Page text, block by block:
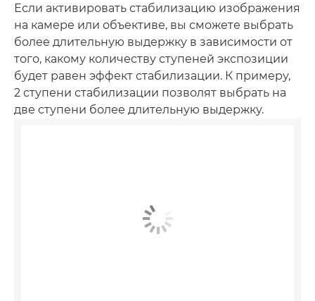
Если активировать стабилизацию изображения
на камере или объективе, вы сможете выбрать
более длительную выдержку в зависимости от
того, какому количеству ступеней экспозиции
будет равен эффект стабилизации. К примеру,
2 ступени стабилизации позволят выбрать на
две ступени более длительную выдержку.